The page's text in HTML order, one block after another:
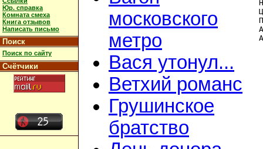
Юр. справка
Комната смеха
Книга отзывов
Написать письмо
Поиск
Поиск по сайту
Счётчики
московского
метро
Вася утонул...
Ветхий романс
Грушинское
братство